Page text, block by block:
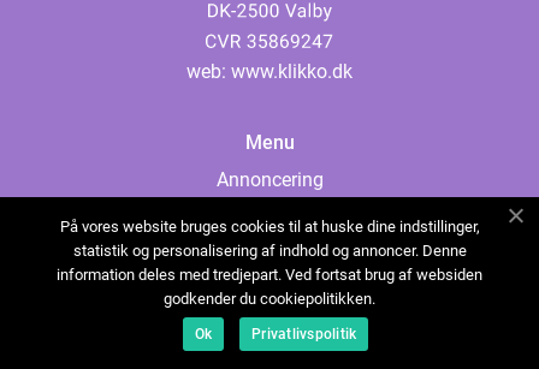
web: www.klikko.dk
Menu
Annoncering
Cookies
Kontakt os
Sitemap
På vores website bruges cookies til at huske dine indstillinger,
statistik og personalisering af indhold og annoncer. Denne
information deles med tredjepart. Ved fortsat brug af websiden
godkender du cookiepolitikken.
Ok Privatlivspolitik